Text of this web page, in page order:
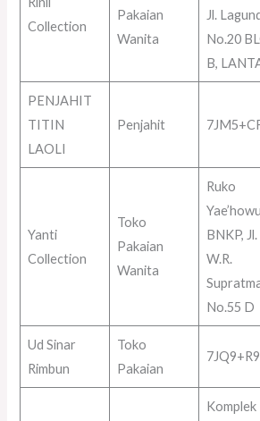
Collection
Pakaian
Wanita
Jl.
No.20
B,
PENJAHIT
TITIN
LAOLI
Penjahit
Yanti
Collection
Toko
Pakaian
Wanita
Ruko
Yae’howu
BNKP, Jl.
W.R.
No.55 D
Ud Sinar
Rimbun
Toko
Pakaian
Komplek